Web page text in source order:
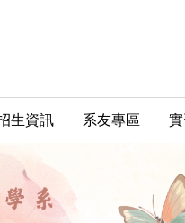
生資訊 系友專區